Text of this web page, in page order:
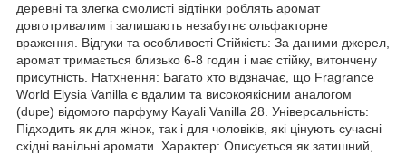
деревні та злегка смолисті відтінки роблять аромат
довготривалим і залишають незабутнє ольфакторне
враження. Відгуки та особливості Стійкість: За даними джерел,
аромат тримається близько 6-8 годин і має стійку, витончену
присутність. Натхнення: Багато хто відзначає, що Fragrance
World Elysia Vanilla є вдалим та високоякісним аналогом
(dupe) відомого парфуму Kayali Vanilla 28. Універсальність:
Підходить як для жінок, так і для чоловіків, які цінують сучасні
східні ванільні аромати. Характер: Описується як затишний,